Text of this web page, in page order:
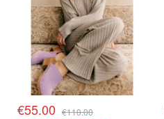
€55.00 €110.00